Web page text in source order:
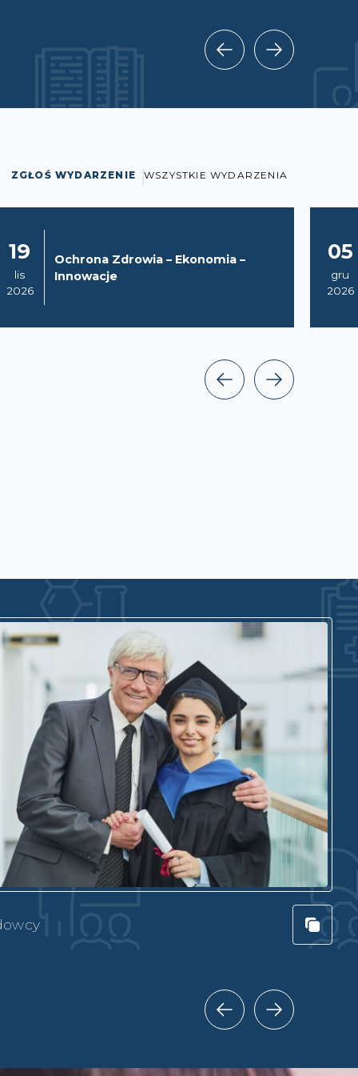
ZGŁOŚ WYDARZENIE WSZYSTKIE WYDARZENIA
19
lis
2026
Ochrona Zdrowia – Ekonomia –
Innowacje
05
gru
2026